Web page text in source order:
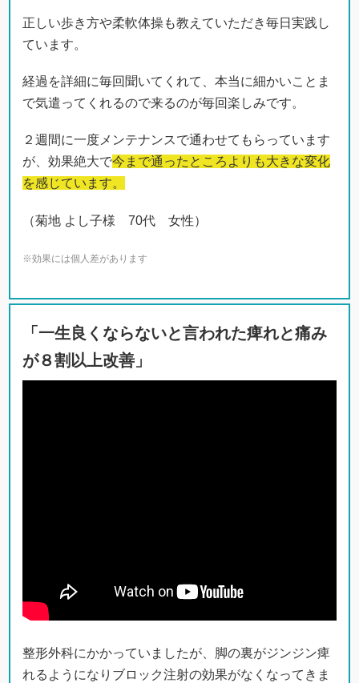
正しい歩き方や柔軟体操も教えていただき毎日実践し
ています。
経過を詳細に毎回聞いてくれて、本当に細かいことま
で気遣ってくれるので来るのが毎回楽しみです。
２週間に一度メンテナンスで通わせてもらっています
が、効果絶大で今まで通ったところよりも大きな変化
を感じています。
（菊地 よし子様 70代 女性）
※効果には個人差があります
「一生良くならないと言われた痺れと痛み
が８割以上改善」
整形外科にかかっていましたが、脚の裏がジンジン痺
れるようになりブロック注射の効果がなくなってきま